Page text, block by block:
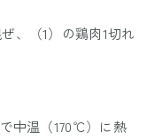
、（1）の鶏肉1切れ
中温（170℃）に熱